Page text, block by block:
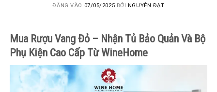
ĐĂNG VÀO 07/05/2025 BỞI NGUYỄN ĐẠT
Mua Rượu Vang Đỏ – Nhận Tủ Bảo Quản Và Bộ
Phụ Kiện Cao Cấp Từ WineHome